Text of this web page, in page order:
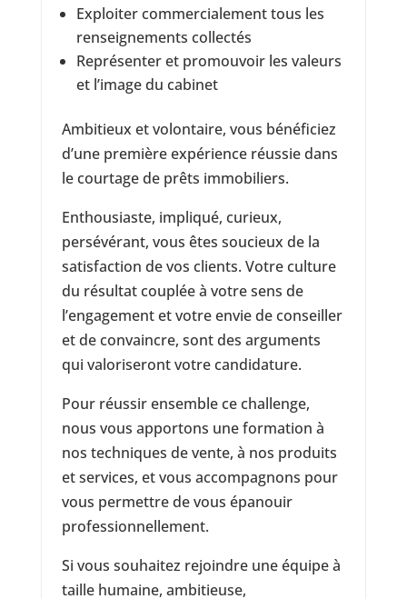
Exploiter commercialement tous les
renseignements collectés
Représenter et promouvoir les valeurs
et l’image du cabinet
Ambitieux et volontaire, vous bénéficiez
d’une première expérience réussie dans
le courtage de prêts immobiliers.
Enthousiaste, impliqué, curieux,
persévérant, vous êtes soucieux de la
satisfaction de vos clients. Votre culture
du résultat couplée à votre sens de
l’engagement et votre envie de conseiller
et de convaincre, sont des arguments
qui valoriseront votre candidature.
Pour réussir ensemble ce challenge,
nous vous apportons une formation à
nos techniques de vente, à nos produits
et services, et vous accompagnons pour
vous permettre de vous épanouir
professionnellement.
Si vous souhaitez rejoindre une équipe à
taille humaine, ambitieuse,